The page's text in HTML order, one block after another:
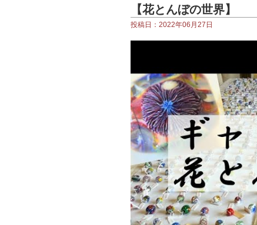
【花とんぼの世界】
投稿日：2022年06月27日